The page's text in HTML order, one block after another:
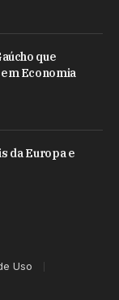
que
Economia
da Europa e
Uso